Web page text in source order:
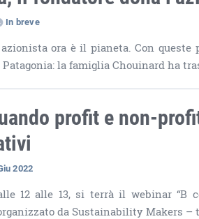
In breve
ora è il pianeta. Con
la famiglia Chouinard ha
profit e non-
2022
12 alle 13, si terrà il webinar “B
da Sustainability Makers –